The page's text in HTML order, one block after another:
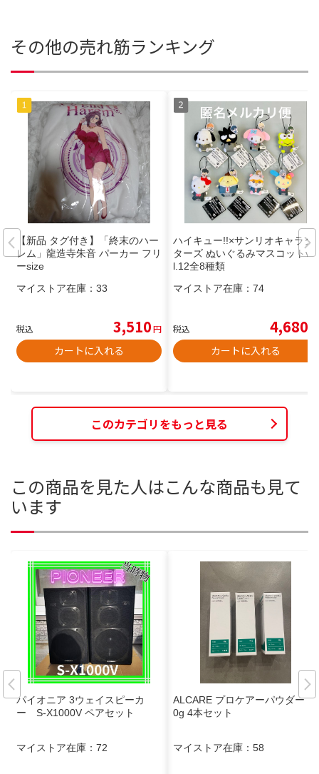
その他の売れ筋ランキング
【新品 タグ付き】「終末のハー
レム」龍造寺朱音 パーカー フリ
ーsize
マイストア在庫： 33
税込 3,510円
カートに入れる
ハイキュー!!×サンリオキャラク
ターズ ぬいぐるみマスコットvo
l.12全8種類
マイストア在庫： 74
税込 4,680
カートに入れる
このカテゴリをもっと見る
この商品を見た人はこんな商品も見て
います
パイオニア 3ウェイスピーカ
ー S-X1000V ペアセット
マイストア在庫： 72
ALCARE プロケアーパウダー 5
0g 4本セット
マイストア在庫： 58